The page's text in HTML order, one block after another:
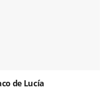
de Lucía